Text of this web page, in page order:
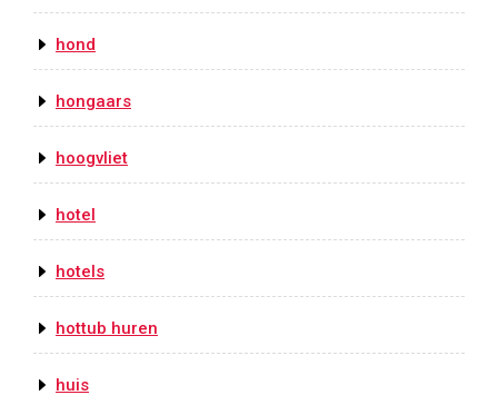
hond
hongaars
hoogvliet
hotel
hotels
hottub huren
huis